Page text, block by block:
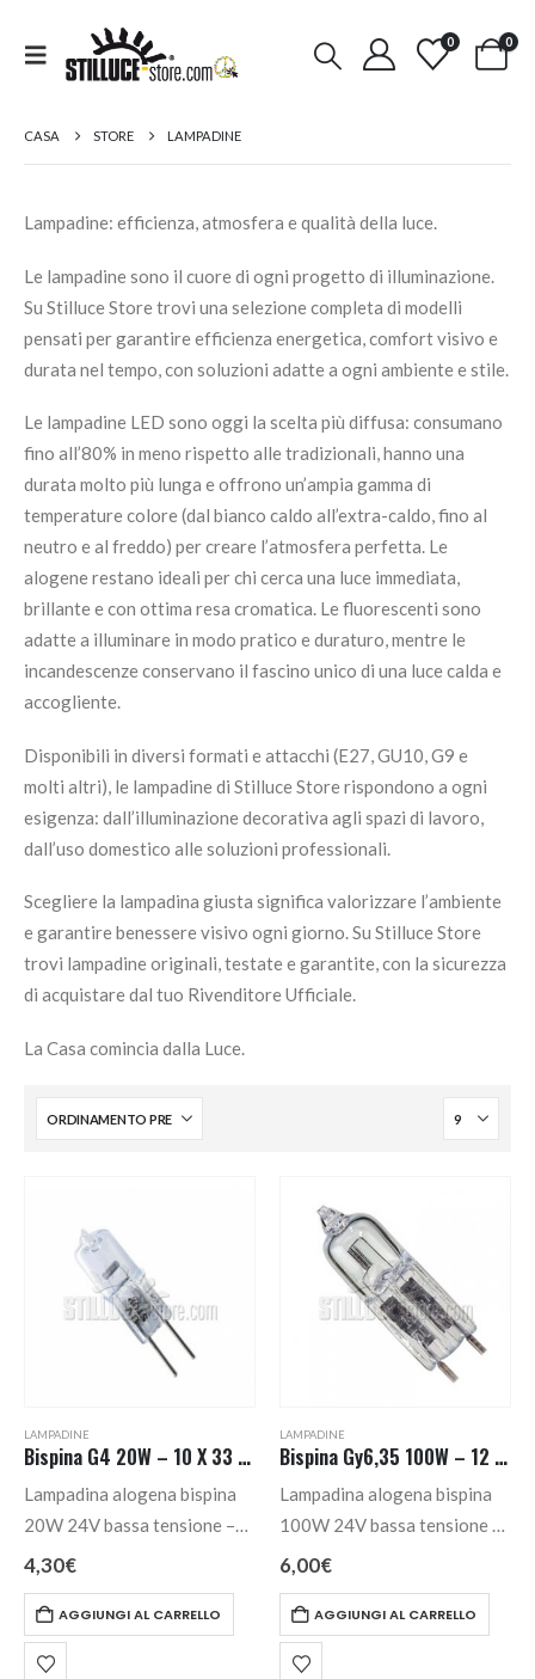
0 0
CASA STORE LAMPADINE
Lampadine: efficienza, atmosfera e qualità della luce.
Le lampadine sono il cuore di ogni progetto di illuminazione.
Su Stilluce Store trovi una selezione completa di modelli
pensati per garantire efficienza energetica, comfort visivo e
durata nel tempo, con soluzioni adatte a ogni ambiente e stile.
Le lampadine LED sono oggi la scelta più diffusa: consumano
fino all’80% in meno rispetto alle tradizionali, hanno una
durata molto più lunga e offrono un’ampia gamma di
temperature colore (dal bianco caldo all’extra-caldo, fino al
neutro e al freddo) per creare l’atmosfera perfetta. Le
alogene restano ideali per chi cerca una luce immediata,
brillante e con ottima resa cromatica. Le fluorescenti sono
adatte a illuminare in modo pratico e duraturo, mentre le
incandescenze conservano il fascino unico di una luce calda e
accogliente.
Disponibili in diversi formati e attacchi (E27, GU10, G9 e
molti altri), le lampadine di Stilluce Store rispondono a ogni
esigenza: dall’illuminazione decorativa agli spazi di lavoro,
dall’uso domestico alle soluzioni professionali.
Scegliere la lampadina giusta significa valorizzare l’ambiente
e garantire benessere visivo ogni giorno. Su Stilluce Store
trovi lampadine originali, testate e garantite, con la sicurezza
di acquistare dal tuo Rivenditore Ufficiale.
La Casa comincia dalla Luce.
LAMPADINE
Bispina G4 20W – 10 X 33 mm. 24V
Lampadina alogena bispina
20W 24V bassa tensione –
attacco G4.
4,30€
AGGIUNGI AL CARRELLO
LAMPADINE
Bispina Gy6,35 100W – 12 X 44 mm. 24V
Lampadina alogena bispina
100W 24V bassa tensione –
12 X 44 mm. – attacco
6,00€
AGGIUNGI AL CARRELLO